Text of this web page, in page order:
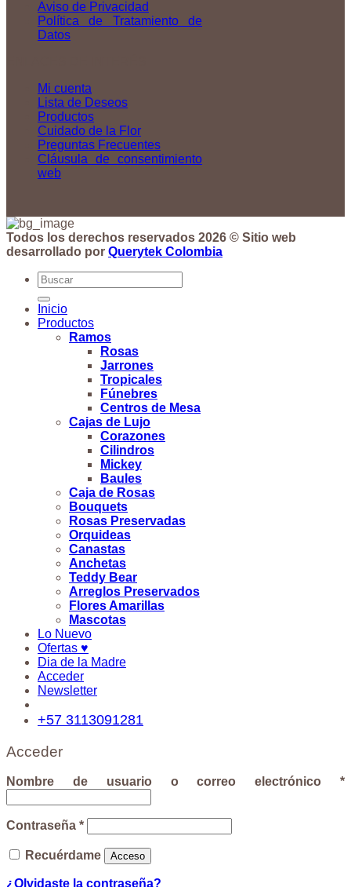
Aviso de Privacidad
Política de Tratamiento de
Datos
Mi cuenta
Lista de Deseos
Productos
Cuidado de la Flor
Preguntas Frecuentes
Cláusula de consentimiento
web
Todos los derechos reservados 2026 © Sitio web
desarrollado por Querytek Colombia
Buscar
por:
Inicio
Productos
Ramos
Rosas
Jarrones
Tropicales
Fúnebres
Centros de Mesa
Cajas de Lujo
Corazones
Cilindros
Mickey
Baules
Caja de Rosas
Bouquets
Rosas Preservadas
Orquideas
Canastas
Anchetas
Teddy Bear
Arreglos Preservados
Flores Amarillas
Mascotas
Lo Nuevo
Ofertas ♥
Dia de la Madre
Acceder
Newsletter
+57 3113091281
Acceder
Nombre de usuario o correo electrónico *
Contraseña *
Recuérdame Acceso
¿Olvidaste la contraseña?